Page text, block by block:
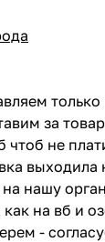
только
за
не
выходила
на нашу
на вб и
-